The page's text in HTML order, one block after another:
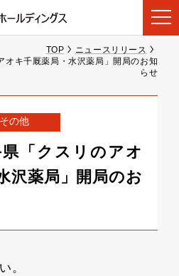
TOP
ニュースリリース
オキ千厩薬局・水沢薬局」開局のお知
らせ
その他
「クスリのアオ
沢薬局」開局のお
。